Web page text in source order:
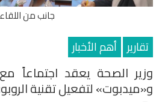
جانب من اللقاء
تقارير أهم الأخبار
وزير الصحة يعقد اجتماعاً
و«ميدبوت» لتفعيل تقنية